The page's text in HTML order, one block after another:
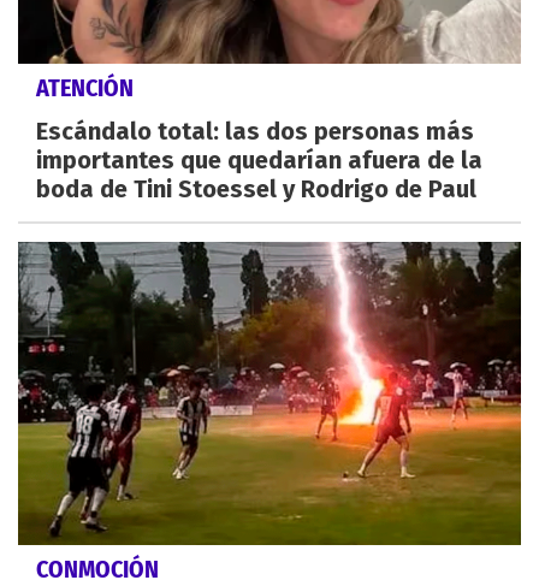
ATENCIÓN
Escándalo total: las dos personas más
importantes que quedarían afuera de la
boda de Tini Stoessel y Rodrigo de Paul
CONMOCIÓN